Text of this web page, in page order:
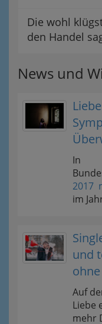
Die wohl
den Handel
News und
In
2017
im
und
Auf
Liebe
mehr